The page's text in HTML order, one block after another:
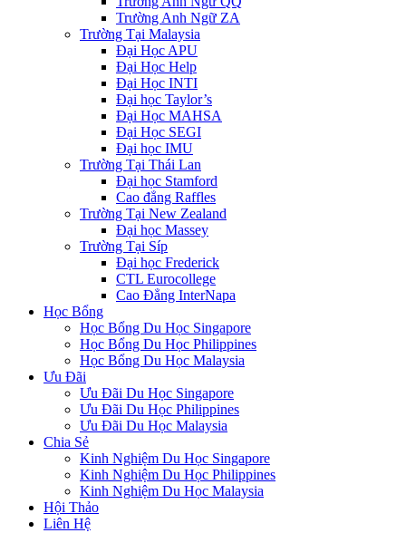
Trường Anh Ngữ ZA
Trường Tại Malaysia
Đại Học APU
Đại Học Help
Đại Học INTI
Đại học Taylor’s
Đại Học MAHSA
Đại Học SEGI
Đại học IMU
Trường Tại Thái Lan
Đại học Stamford
Cao đẳng Raffles
Trường Tại New Zealand
Đại học Massey
Trường Tại Síp
Đại học Frederick
CTL Eurocollege
Cao Đẳng InterNapa
Học Bổng
Học Bổng Du Học Singapore
Học Bổng Du Học Philippines
Học Bổng Du Học Malaysia
Ưu Đãi
Ưu Đãi Du Học Singapore
Ưu Đãi Du Học Philippines
Ưu Đãi Du Học Malaysia
Chia Sẻ
Kinh Nghiệm Du Học Singapore
Kinh Nghiệm Du Học Philippines
Kinh Nghiệm Du Học Malaysia
Hội Thảo
Liên Hệ